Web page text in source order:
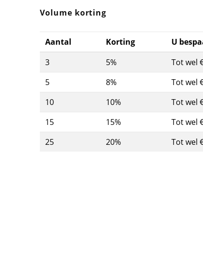
Volume korting
Aantal Korting
U
3
5%
Tot wel
5
8%
Tot wel
10
10%
Tot wel
15
15%
Tot wel
25
20% Tot wel